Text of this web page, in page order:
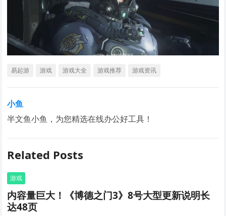
易起游 游戏 游戏大全 游戏推荐 游戏资讯
小鱼
半文鱼小鱼，为您精选在线办公好工具！
Related Posts
游戏
内容量巨大！《博德之门3》8号大型更新说明长
达48页